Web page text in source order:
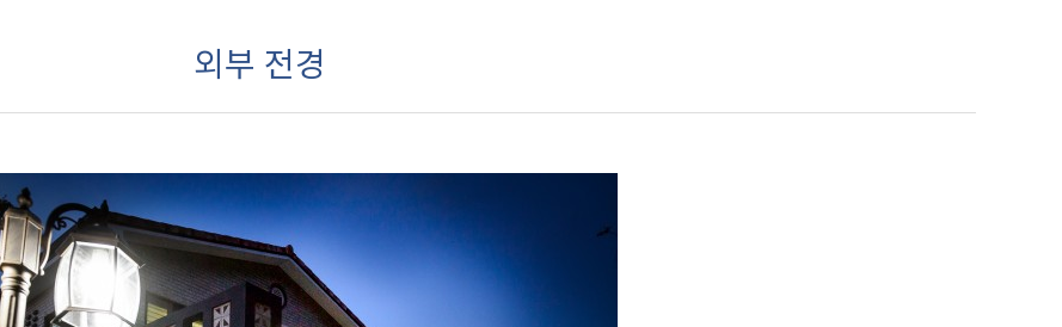
외부 전경